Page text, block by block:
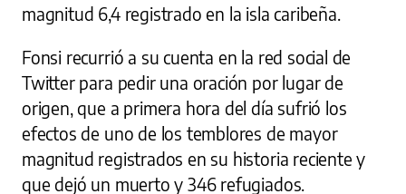
magnitud 6,4 registrado en la isla caribeña.
Fonsi recurrió a su cuenta en la red social de
Twitter para pedir una oración por lugar de
origen, que a primera hora del día sufrió los
efectos de uno de los temblores de mayor
magnitud registrados en su historia reciente y
que dejó un muerto y 346 refugiados.